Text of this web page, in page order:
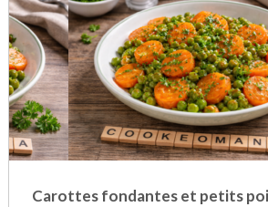
Carottes fondantes et petits